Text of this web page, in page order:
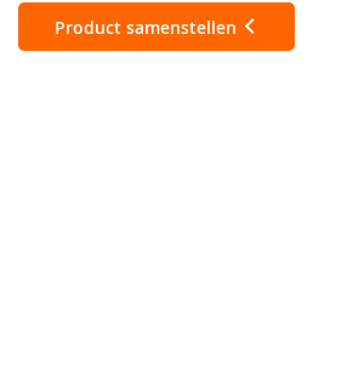
Product samenstellen